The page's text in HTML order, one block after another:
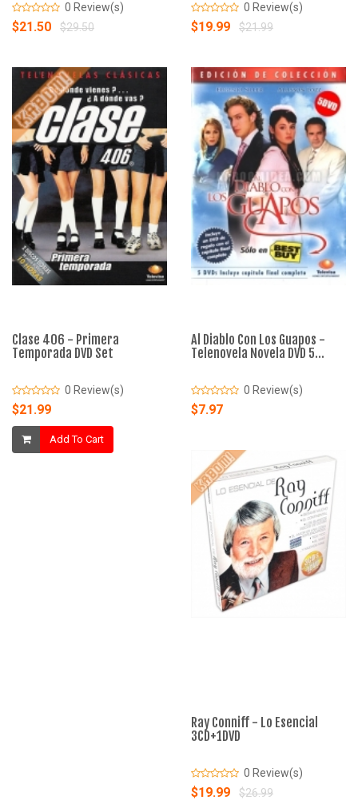
0 Review(s)
$21.50 $29.50
0 Review(s)
$19.99 $21.99
Clase 406 - Primera
Temporada DVD Set
0 Review(s)
$21.99
Add To Cart
Al Diablo Con Los Guapos -
Telenovela Novela DVD 5...
0 Review(s)
$7.97
Ray Conniff - Lo Esencial
3CD+1DVD
0 Review(s)
$19.99 $26.99